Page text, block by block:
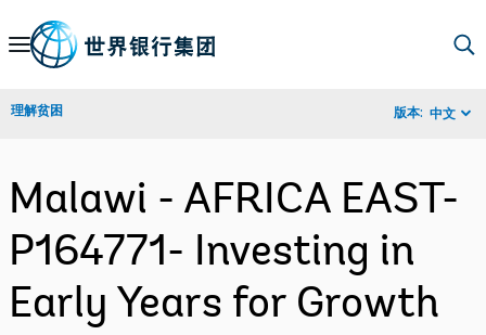
Skip
Navigation
理解贫困 版本: 中文
Malawi - AFRICA EAST-
P164771- Investing in
Early Years for Growth